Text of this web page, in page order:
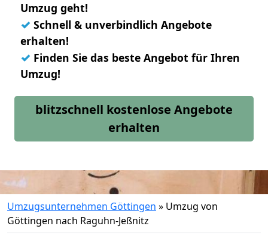
Umzug geht!
✓ Schnell & unverbindlich Angebote
erhalten!
✓ Finden Sie das beste Angebot für Ihren
Umzug!
blitzschnell kostenlose Angebote
erhalten
Umzugsunternehmen Göttingen » Umzug von
Göttingen nach Raguhn-Jeßnitz